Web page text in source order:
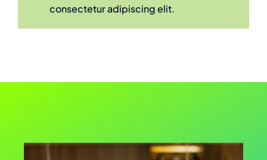
consectetur adipiscing elit.